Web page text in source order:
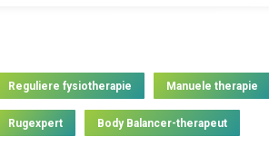
Reguliere fysiotherapie Manuele therapie
Rugexpert Body Balancer-therapeut